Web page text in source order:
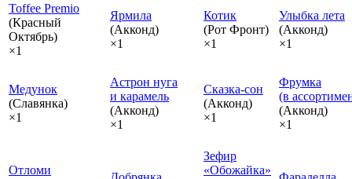
Toffee Premio
(Красный
Октябрь)
×1
Ярмила
(Акконд)
×1
Котик
(Рот Фронт)
×1
Улыбка лета
(Акконд)
×1
Медунок
(Славянка)
×1
Астрон нуга
и карамель
(Акконд)
×1
Сказка‑сон
(Акконд)
×1
Фрумка
(в
(Акконд)
×1
Отломи
Зефир
«Обожайка»